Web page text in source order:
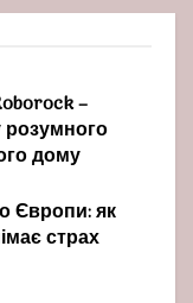
–
розумного
дому
Європи: як
страх